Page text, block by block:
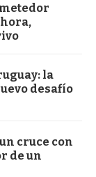
la
desafío
cruce con
de un